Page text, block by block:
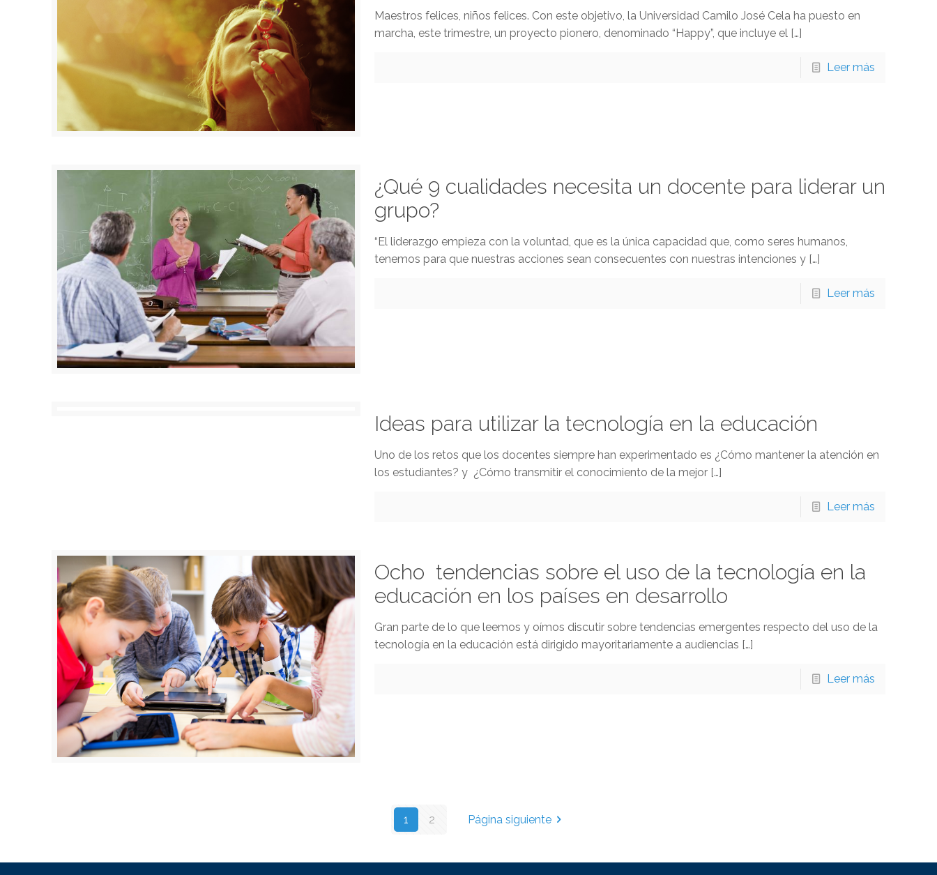
Maestros felices, niños felices. Con este objetivo, la Universidad Camilo José Cela ha puesto en
marcha, este trimestre, un proyecto pionero, denominado “Happy”, que incluye el[…]
Leer más
¿Qué 9 cualidades necesita un docente para liderar un
grupo?
“El liderazgo empieza con la voluntad, que es la única capacidad que, como seres humanos,
tenemos para que nuestras acciones sean consecuentes con nuestras intenciones y[…]
Leer más
Ideas para utilizar la tecnología en la educación
Uno de los retos que los docentes siempre han experimentado es ¿Cómo mantener la atención en
los estudiantes? y ¿Cómo transmitir el conocimiento de la mejor[…]
Leer más
Ocho tendencias sobre el uso de la tecnología en la
educación en los países en desarrollo
Gran parte de lo que leemos y oímos discutir sobre tendencias emergentes respecto del uso de la
tecnología en la educación está dirigido mayoritariamente a audiencias […]
Leer más
1 2 Página siguiente